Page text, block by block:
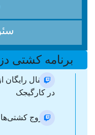
برنامه کشتی
- انتقال
در کارگیجک
- خروج کشتی‌های